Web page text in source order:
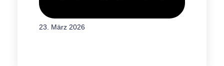
23. März 2026